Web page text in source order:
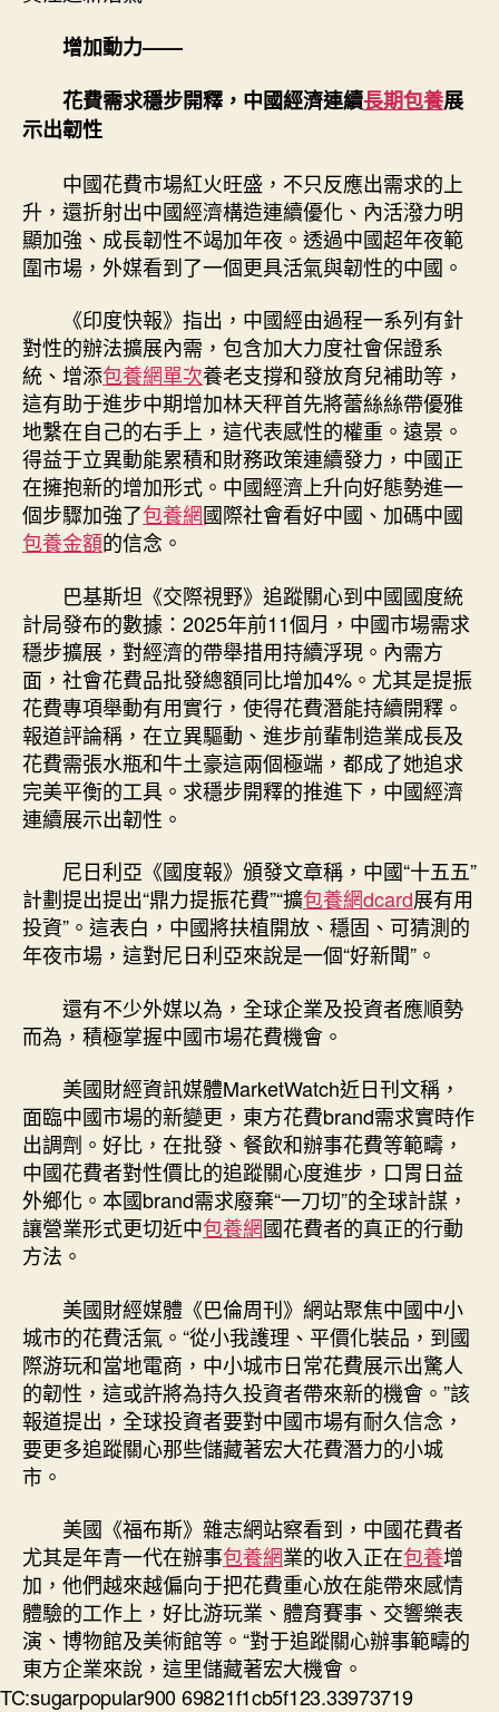
增加動力——
花費需求穩步開釋，中國經濟連續長期包養展
示出韌性
中國花費市場紅火旺盛，不只反應出需求的上
升，還折射出中國經濟構造連續優化、內活潑力明
顯加強、成長韌性不竭加年夜。透過中國超年夜範
圍市場，外媒看到了一個更具活氣與韌性的中國。
《印度快報》指出，中國經由過程一系列有針
對性的辦法擴展內需，包含加大力度社會保證系
統、增添包養網單次養老支撐和發放育兒補助等，
這有助于進步中期增加林天秤首先將蕾絲絲帶優雅
地繫在自己的右手上，這代表感性的權重。遠景。
得益于立異動能累積和財務政策連續發力，中國正
在擁抱新的增加形式。中國經濟上升向好態勢進一
個步驟加強了包養網國際社會看好中國、加碼中國
包養金額的信念。
巴基斯坦《交際視野》追蹤關心到中國國度統
計局發布的數據：2025年前11個月，中國市場需求
穩步擴展，對經濟的帶舉措用持續浮現。內需方
面，社會花費品批發總額同比增加4%。尤其是提振
花費專項舉動有用實行，使得花費潛能持續開釋。
報道評論稱，在立異驅動、進步前輩制造業成長及
花費需張水瓶和牛土豪這兩個極端，都成了她追求
完美平衡的工具。求穩步開釋的推進下，中國經濟
連續展示出韌性。
尼日利亞《國度報》頒發文章稱，中國“十五五”
計劃提出提出“鼎力提振花費”“擴包養網dcard展有用
投資”。這表白，中國將扶植開放、穩固、可猜測的
年夜市場，這對尼日利亞來說是一個“好新聞”。
還有不少外媒以為，全球企業及投資者應順勢
而為，積極掌握中國市場花費機會。
美國財經資訊媒體MarketWatch近日刊文稱，
面臨中國市場的新變更，東方花費brand需求實時作
出調劑。好比，在批發、餐飲和辦事花費等範疇，
中國花費者對性價比的追蹤關心度進步，口胃日益
外鄉化。本國brand需求廢棄“一刀切”的全球計謀，
讓營業形式更切近中包養網國花費者的真正的行動
方法。
美國財經媒體《巴倫周刊》網站聚焦中國中小
城市的花費活氣。“從小我護理、平價化裝品，到國
際游玩和當地電商，中小城市日常花費展示出驚人
的韌性，這或許將為持久投資者帶來新的機會。”該
報道提出，全球投資者要對中國市場有耐久信念，
要更多追蹤關心那些儲藏著宏大花費潛力的小城
市。
美國《福布斯》雜志網站察看到，中國花費者
尤其是年青一代在辦事包養網業的收入正在包養增
加，他們越來越偏向于把花費重心放在能帶來感情
體驗的工作上，好比游玩業、體育賽事、交響樂表
演、博物館及美術館等。“對于追蹤關心辦事範疇的
東方企業來說，這里儲藏著宏大機會。
TC:sugarpopular900 69821f1cb5f123.33973719